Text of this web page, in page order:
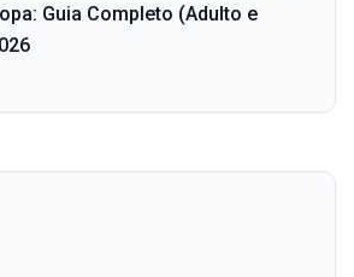
Guia Completo (Adulto e